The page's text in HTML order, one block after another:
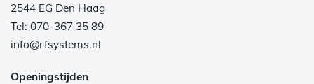
2544 EG Den Haag
Tel: 070-367 35 89
info@rfsystems.nl
Openingstijden